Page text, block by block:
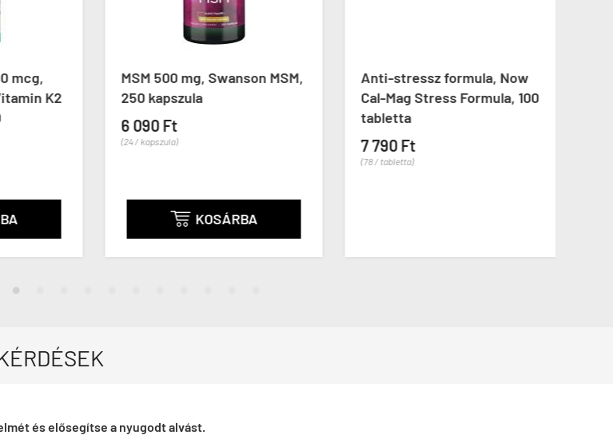
K2
MSM 500 mg, Swanson MSM,
250 kapszula
6 090 Ft
(24 / kapszula)
KOSÁRBA
Anti-stressz formula, Now
Cal-Mag Stress Formula, 100
tabletta
7 790 Ft
(78 / tabletta)
és elősegítse a nyugodt alvást.